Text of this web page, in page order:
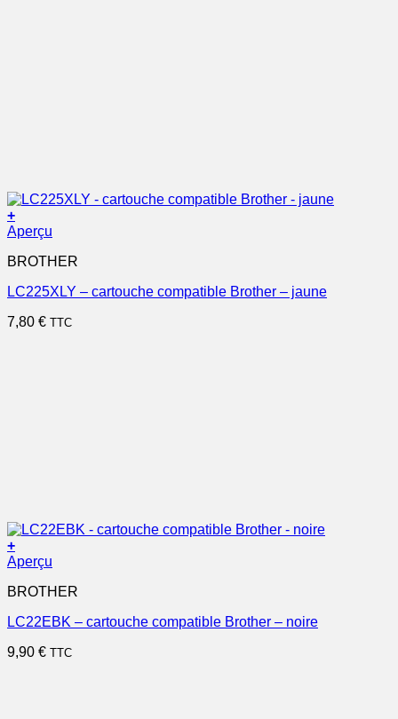
+
Aperçu
BROTHER
LC225XLY – cartouche compatible Brother – jaune
7,80 € TTC
+
Aperçu
BROTHER
LC22EBK – cartouche compatible Brother – noire
9,90 € TTC